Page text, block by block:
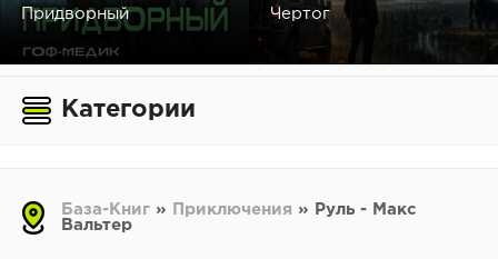
Придворный Чертог
Категории
База-Книг » Приключения » Руль - Макс
Вальтер